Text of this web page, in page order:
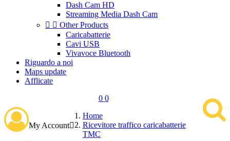
Dash Cam HD
Streaming Media Dash Cam
  Other Products
Caricabatterie
Cavi USB
Vivavoce Bluetooth
Riguardo a noi
Maps update
Afflicate
0 0
My Account
Home
Ricevitore traffico caricabatterie
TMC